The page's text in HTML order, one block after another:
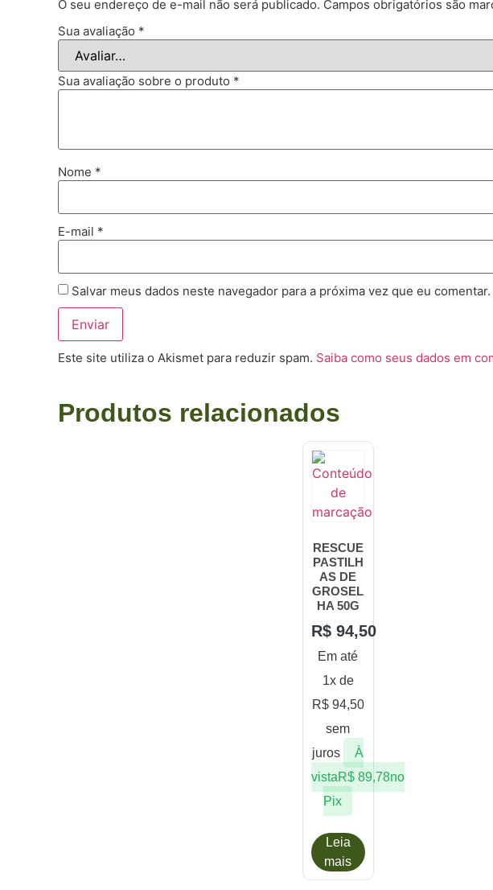
O seu endereço de e-mail não será publicado. Campos obrigatórios são
Sua avaliação *
Sua avaliação sobre o produto *
Nome *
E-mail *
Salvar meus dados neste navegador para a próxima vez que eu comentar.
Este site utiliza o Akismet para reduzir spam. Saiba como seus dados em
Produtos relacionados
RESCUE
PASTILH
AS DE
GROSEL
HA 50G
R$94,50
Em até
1x de
R$94,50
sem
juros
À
vistaR$89,78no
Pix
Leia
mais